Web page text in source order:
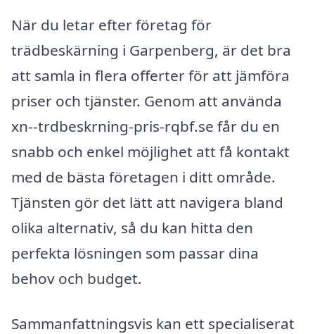
När du letar efter företag för
trädbeskärning i Garpenberg, är det bra
att samla in flera offerter för att jämföra
priser och tjänster. Genom att använda
xn--trdbeskrning-pris-rqbf.se får du en
snabb och enkel möjlighet att få kontakt
med de bästa företagen i ditt område.
Tjänsten gör det lätt att navigera bland
olika alternativ, så du kan hitta den
perfekta lösningen som passar dina
behov och budget.
Sammanfattningsvis kan ett specialiserat